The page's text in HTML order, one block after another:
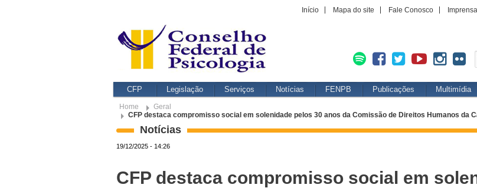
Início Mapa do site Fale Conosco Imprensa
CFP Legislação Serviços Notícias FENPB Publicações Multimídia
Home
Geral
CFP destaca compromisso social em solenidade pelos 30 anos da Comissão de Direitos Humanos da
Notícias
19/12/2025 - 14:26
CFP destaca compromisso social em